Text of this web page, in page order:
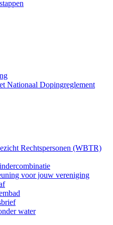
Nationaal Dopingreglement
Rechtspersonen (WBTR)
voor jouw vereniging
water